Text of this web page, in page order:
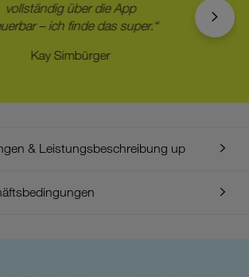
vollständig über die App
– ich finde das super.“
Kay Simbürger
& Leistungsbeschreibung up